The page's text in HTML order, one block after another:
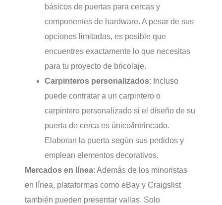
básicos de puertas para cercas y
componentes de hardware. A pesar de sus
opciones limitadas, es posible que
encuentres exactamente lo que necesitas
para tu proyecto de bricolaje.
Carpinteros personalizados: Incluso
puede contratar a un carpintero o
carpintero personalizado si el diseño de su
puerta de cerca es único/intrincado.
Elaboran la puerta según sus pedidos y
emplean elementos decorativos.
Mercados en línea: Además de los minoristas
en línea, plataformas como eBay y Craigslist
también pueden presentar vallas. Solo